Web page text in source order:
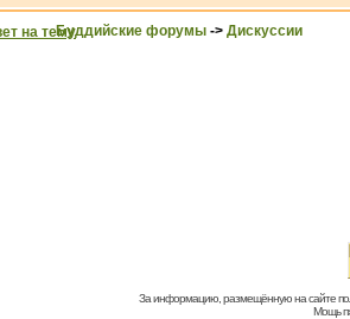
Буддийские форумы -> Дискуссии
За информацию, размещённую на сайте
Мощь